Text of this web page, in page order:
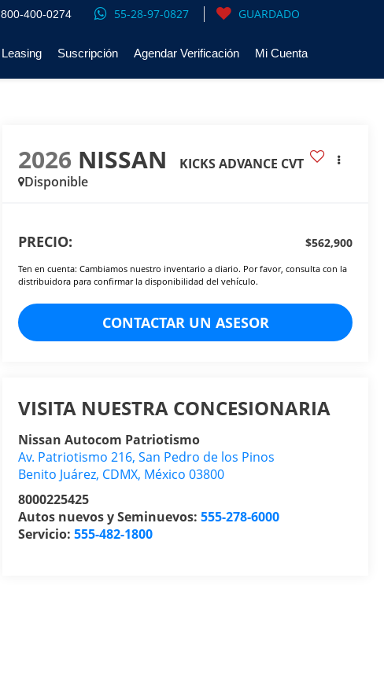
800-400-0274 55-28-97-0827 GUARDADO
Leasing Suscripción Agendar Verificación Mi Cuenta
2026 NISSAN
KICKS ADVANCE CVT
Disponible
PRECIO: $562,900
Ten en cuenta: Cambiamos nuestro inventario a diario. Por favor, consulta con la
distribuidora para confirmar la disponibilidad del vehículo.
CONTACTAR UN ASESOR
VISITA NUESTRA CONCESIONARIA
Nissan Autocom Patriotismo
Av. Patriotismo 216, San Pedro de los Pinos
Benito Juárez, CDMX, México 03800
8000225425
Autos nuevos y Seminuevos:555-278-6000
Servicio:555-482-1800